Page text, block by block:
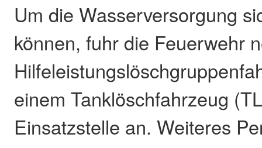
Um die Wasserversorgung
können, fuhr die Feuerwehr
einem Tanklöschfahrzeug
Einsatzstelle an. Weiteres